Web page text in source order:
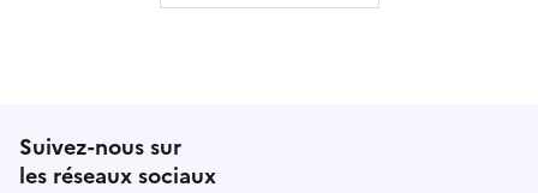
Suivez-nous sur
les réseaux sociaux